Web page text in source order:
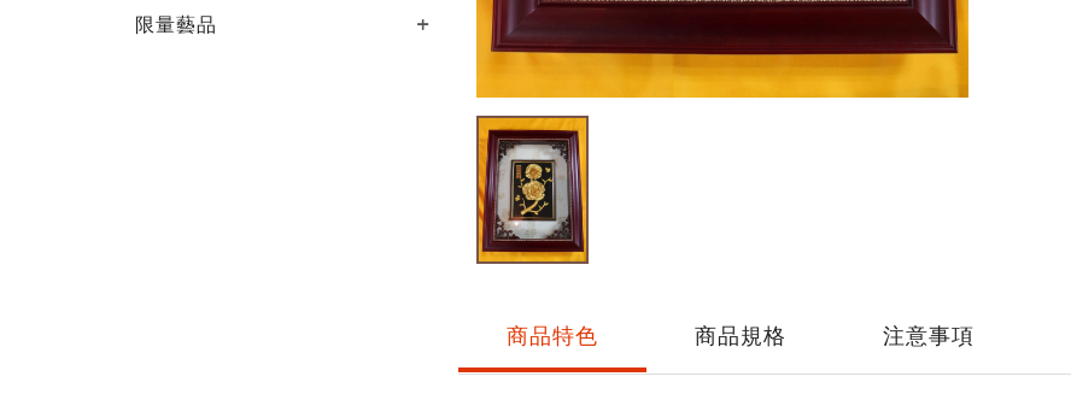
限量藝品
商品特色 商品規格 注意事項